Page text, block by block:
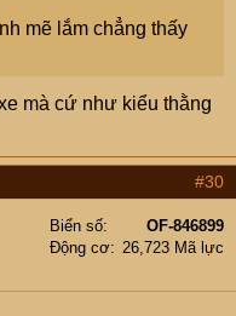
mẽ lắm chẳng thấy
mà cứ như kiểu thằng
#30
Biển số
OF-846899
Động cơ
26,723 Mã lực